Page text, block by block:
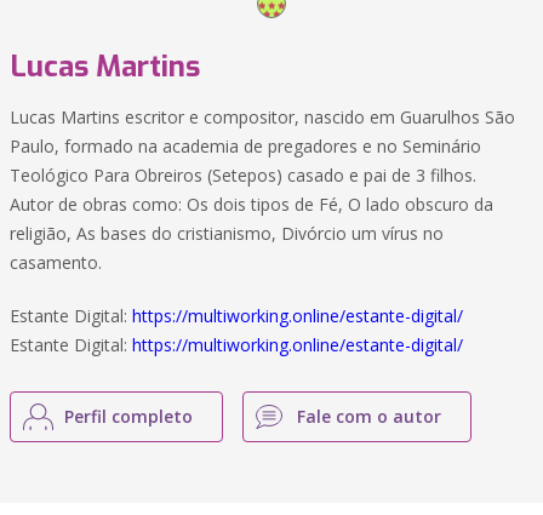
Lucas Martins
Lucas Martins escritor e compositor, nascido em Guarulhos São
Paulo, formado na academia de pregadores e no Seminário
Teológico Para Obreiros (Setepos) casado e pai de 3 filhos.
Autor de obras como: Os dois tipos de Fé, O lado obscuro da
religião, As bases do cristianismo, Divórcio um vírus no
casamento.
Estante Digital: https://multiworking.online/estante-digital/
Estante Digital: https://multiworking.online/estante-digital/
Perfil completo Fale com o autor